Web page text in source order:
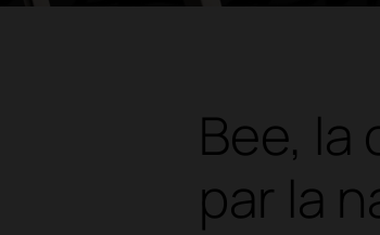
Bee,
par la